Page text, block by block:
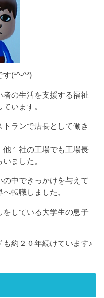
す(*^-^*)
の生活を支援する福祉
います。
ランで店長として働き
他１社の工場でも工場長
ました。
の中できっかけを与えて
転職しました。
している大学生の息子
約２０年続けています♪